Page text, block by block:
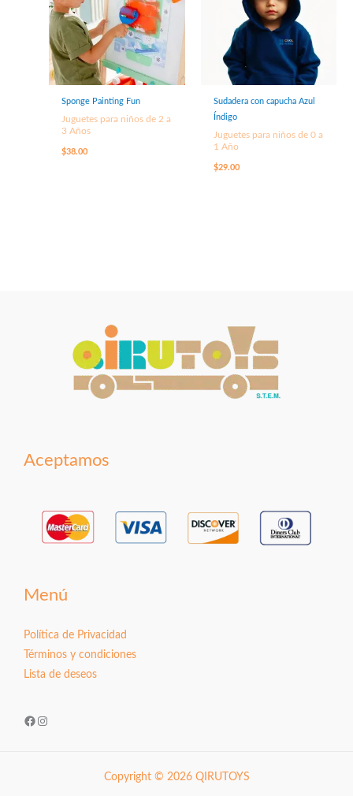
Sponge Painting Fun
Juguetes para niños de 2 a
3 Años
$38.00
Sudadera con capucha Azul
Índigo
Juguetes para niños de 0 a
1 Año
$29.00
Aceptamos
Menú
Política de Privacidad
Términos y condiciones
Lista de deseos
Facebook
Instagram
Copyright © 2026 QIRUTOYS